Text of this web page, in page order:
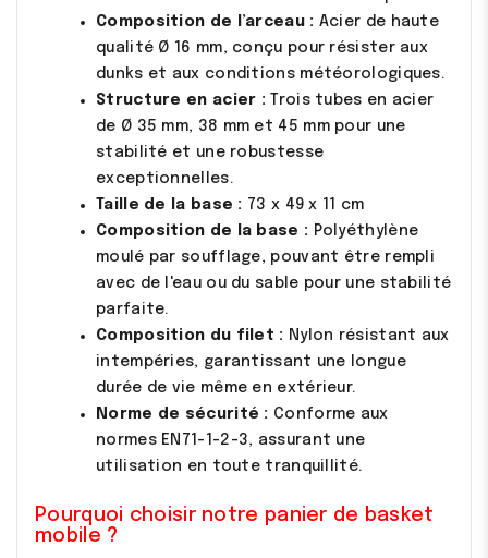
Composition de l’arceau : Acier de haute
qualité Ø 16 mm, conçu pour résister aux
dunks et aux conditions météorologiques.
Structure en acier : Trois tubes en acier
de Ø 35 mm, 38 mm et 45 mm pour une
stabilité et une robustesse
exceptionnelles.
Taille de la base :
73 x 49 x 11 cm
Composition de la base : Polyéthylène
moulé par soufflage, pouvant être rempli
avec de l'eau ou du sable pour une stabilité
parfaite.
Composition du filet :
Nylon résistant aux
intempéries, garantissant une longue
durée de vie même en extérieur.
Norme de sécurité : Conforme aux
normes EN71-1-2-3, assurant une
utilisation en toute tranquillité.
Pourquoi choisir notre panier de basket
mobile ?